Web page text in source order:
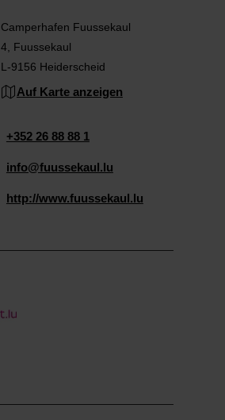
Camperhafen Fuussekaul
4, Fuussekaul
L-9156 Heiderscheid
Auf Karte anzeigen
+352 26 88 88 1
info@fuussekaul.lu
http://www.fuussekaul.lu